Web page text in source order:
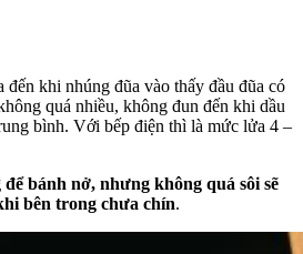
khi nhúng đũa vào thấy đầu đũa có
quá nhiều, không đun đến khi dầu
bình. Với bếp điện thì là mức lửa 4 –
bánh nở, nhưng không quá sôi sẽ
bên trong chưa chín.